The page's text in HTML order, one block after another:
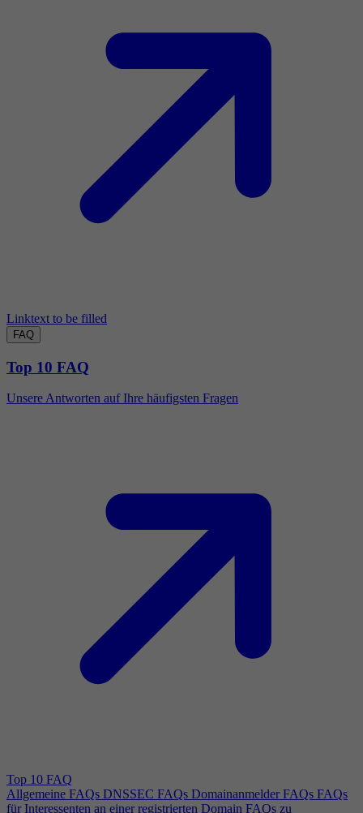
Linktext to be filled
FAQ
Top 10 FAQ
Unsere Antworten auf Ihre häufigsten Fragen
Top 10 FAQ
Allgemeine FAQs DNSSEC FAQs Domainanmelder FAQs FAQs
für Interessenten an einer registrierten Domain FAQs zu